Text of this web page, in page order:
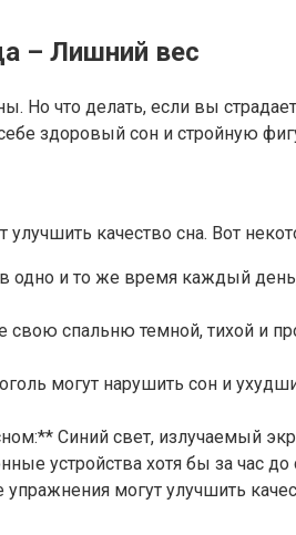
– Лишний вес
Но что делать, если вы
здоровый сон и стройную
качество сна. Вот
одно и то же время каждый
спальню темной, тихой и
могут нарушить сон и
Синий свет, излучаемый
устройства хотя бы за час до
могут улучшить